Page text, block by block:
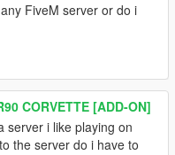
FiveM server or do i
CORVETTE [ADD-ON]
server i like playing on
the server do i have to